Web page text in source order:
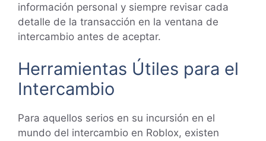
información personal y siempre revisar cada
detalle de la transacción en la ventana de
intercambio antes de aceptar.
Herramientas Útiles para el
Intercambio
Para aquellos serios en su incursión en el
mundo del intercambio en Roblox, existen